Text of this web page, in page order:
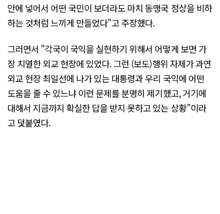
안에 넣어서 어떤 국민이 보더라도 마치 동맹국 정상을 비하
하는 것처럼 느끼게 만들었다"고 주장했다.
그러면서 "각국이 국익을 실현하기 위해서 어떻게 보면 가
장 치열한 외교 현장에 있었다. 그런 (보도)행위 자체가 과연
외교 현장 최일선에 나가 있는 대통령과 우리 국익에 어떤
도움을 줄 수 있느냐 이런 문제를 분명히 제기했고, 거기에
대해서 지금까지 확실한 답을 받지 못하고 있는 상황"이라
고 덧붙였다.